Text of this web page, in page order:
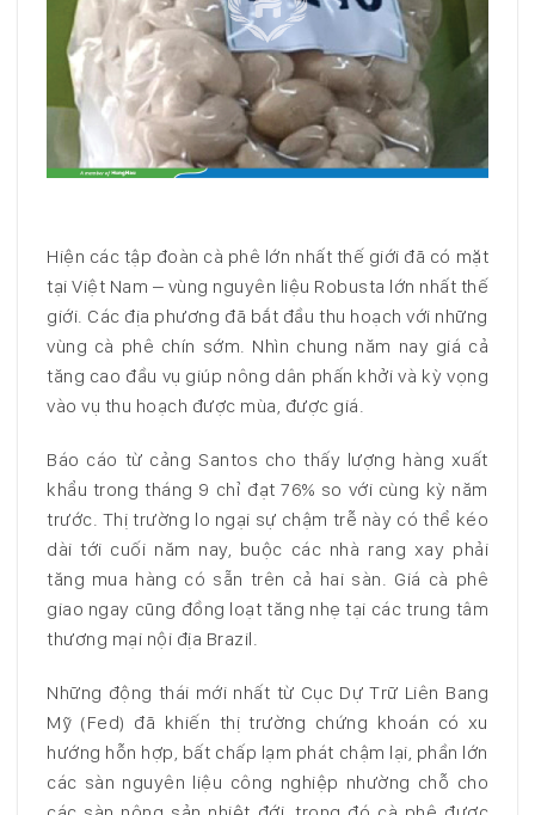
Hiện các tập đoàn cà phê lớn nhất thế giới đã có mặt
tại Việt Nam – vùng nguyên liệu Robusta lớn nhất thế
giới. Các địa phương đã bắt đầu thu hoạch với những
vùng cà phê chín sớm. Nhìn chung năm nay giá cả
tăng cao đầu vụ giúp nông dân phấn khởi và kỳ vọng
vào vụ thu hoạch được mùa, được giá.
Báo cáo từ cảng Santos cho thấy lượng hàng xuất
khẩu trong tháng 9 chỉ đạt 76% so với cùng kỳ năm
trước. Thị trường lo ngại sự chậm trễ này có thể kéo
dài tới cuối năm nay, buộc các nhà rang xay phải
tăng mua hàng có sẵn trên cả hai sàn. Giá cà phê
giao ngay cũng đồng loạt tăng nhẹ tại các trung tâm
thương mại nội địa Brazil.
Những động thái mới nhất từ Cục Dự Trữ Liên Bang
Mỹ (Fed) đã khiến thị trường chứng khoán có xu
hướng hỗn hợp, bất chấp lạm phát chậm lại, phần lớn
các sàn nguyên liệu công nghiệp nhường chỗ cho